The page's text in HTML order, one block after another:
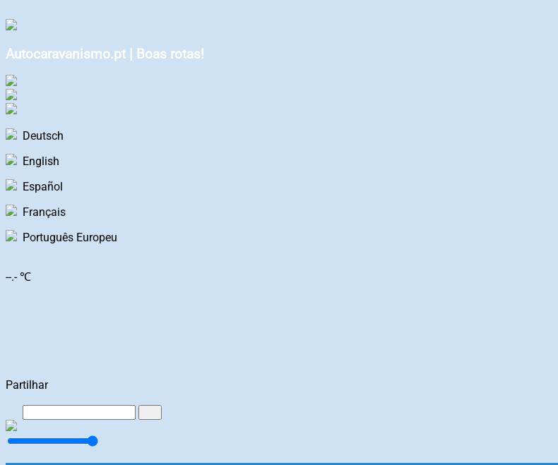
Autocaravanismo.pt | Boas rotas!
Deutsch
English
Español
Français
Português Europeu
--.- ℃
Partilhar